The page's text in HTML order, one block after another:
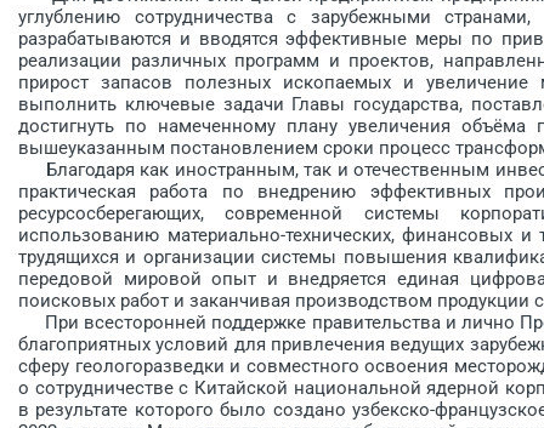
углублению сотрудничества с зарубежными
разрабатываются и вводятся эффективные меры по
реализации различных программ и проектов,
прирост запасов полезных ископаемых и
выполнить ключевые задачи Главы государства,
достигнуть по намеченному плану увеличения
вышеуказанным постановлением сроки процесс
Благодаря как иностранным, так и отечественным
практическая работа по внедрению эффективных
ресурсосберегающих, современной системы
использованию материально-технических, финансовых
трудящихся и организации системы повышения
передовой мировой опыт и внедряется единая
поисковых работ и заканчивая производством продукции
При всесторонней поддержке правительства и лично
благоприятных условий для привлечения ведущих
сферу геологоразведки и совместного освоения
о сотрудничестве с Китайской национальной ядерной
в результате которого было создано узбекско-